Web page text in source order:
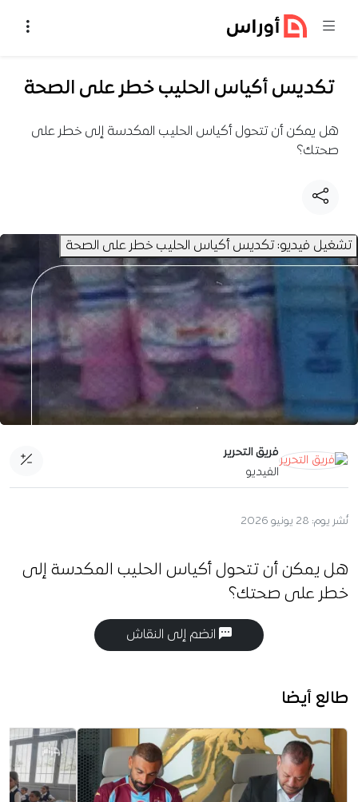
تكديس أكياس الحليب خطر على الصحة
هل يمكن أن تتحول أكياس الحليب المكدسة إلى خطر على
صحتك؟
تشغيل فيديو: تكديس أكياس الحليب خطر على الصحة
فريق التحرير
الفيديو
نُشر يوم: 28 يونيو 2026
هل يمكن أن تتحول أكياس الحليب المكدسة إلى
خطر على صحتك؟
انضم إلى النقاش
طالع أيضا